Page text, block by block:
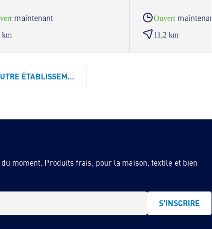
maintenant
km
Ouvert maintenant
11,2 km
ÉTABLISSEMENT
moment. Produits frais, pour la maison, textile et bien
S'INSCRIRE